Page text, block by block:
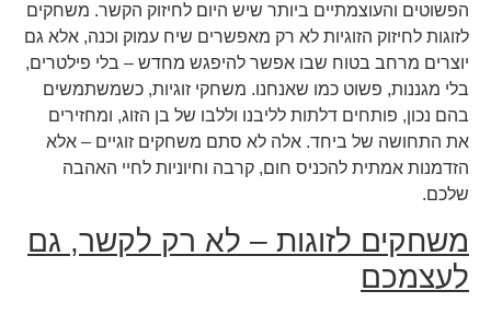
הפשוטים והעוצמתיים ביותר שיש היום לחיזוק הקשר. משחקים
לזוגות לחיזוק הזוגיות לא רק מאפשרים שיח עמוק וכנה, אלא גם
יוצרים מרחב בטוח שבו אפשר להיפגש מחדש – בלי פילטרים,
בלי מגננות, פשוט כמו שאנחנו. משחקי זוגיות, כשמשתמשים
בהם נכון, פותחים דלתות לליבנו וללבו של בן הזוג, ומחזירים
את התחושה של ביחד. אלה לא סתם משחקים זוגיים – אלא
הזדמנות אמתית להכניס חום, קרבה וחיוניות לחיי האהבה
שלכם.
משחקים לזוגות – לא רק לקשר, גם
לעצמכם